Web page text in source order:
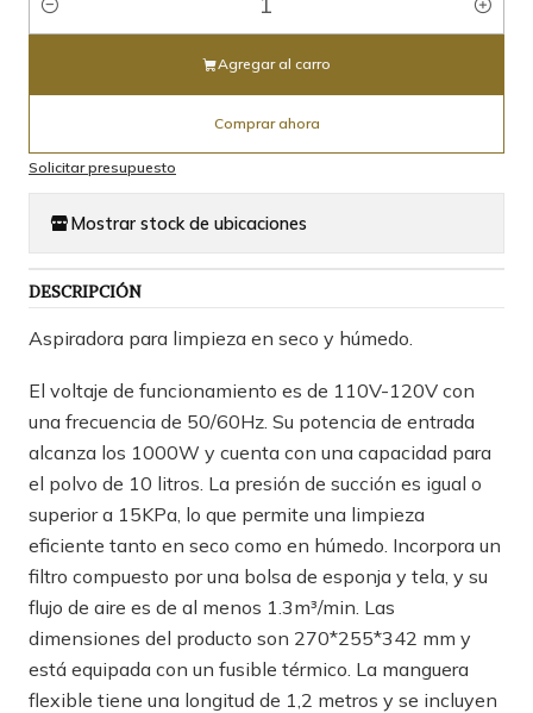
Cantidad
Agregar al carro
Comprar ahora
Solicitar presupuesto
Mostrar stock de ubicaciones
DESCRIPCIÓN
Aspiradora para limpieza en seco y húmedo.
El voltaje de funcionamiento es de 110V-120V con
una frecuencia de 50/60Hz. Su potencia de entrada
alcanza los 1000W y cuenta con una capacidad para
el polvo de 10 litros. La presión de succión es igual o
superior a 15KPa, lo que permite una limpieza
eficiente tanto en seco como en húmedo. Incorpora un
filtro compuesto por una bolsa de esponja y tela, y su
flujo de aire es de al menos 1.3m³/min. Las
dimensiones del producto son 270*255*342 mm y
está equipada con un fusible térmico. La manguera
flexible tiene una longitud de 1,2 metros y se incluyen